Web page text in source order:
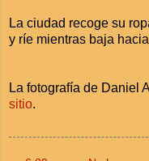
La ciudad recoge su
y ríe mientras baja
La fotografía de Daniel
sitio.